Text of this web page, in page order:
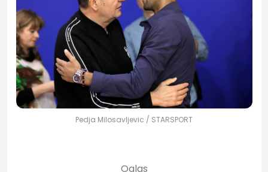
Pedja Milosavljevic / STARSPORT